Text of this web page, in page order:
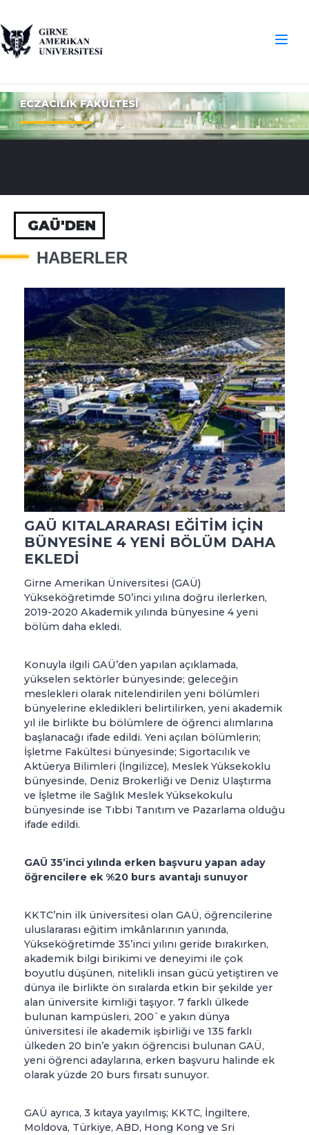
ECZACILIK FAKÜLTESİ
GAÜ'DEN
HABERLER
GAÜ KITALARARASI EĞİTİM İÇİN
BÜNYESİNE 4 YENİ BÖLÜM DAHA
EKLEDİ
Girne Amerikan Üniversitesi (GAÜ)
Yükseköğretimde 50’inci yılına doğru ilerlerken,
2019-2020 Akademik yılında bünyesine 4 yeni
bölüm daha ekledi.
Konuyla ilgili GAÜ’den yapılan açıklamada,
yükselen sektörler bünyesinde; geleceğin
meslekleri olarak nitelendirilen yeni bölümleri
bünyelerine ekledikleri belirtilirken, yeni akademik
yıl ile birlikte bu bölümlere de öğrenci alımlarına
başlanacağı ifade edildi. Yeni açılan bölümlerin;
İşletme Fakültesi bünyesinde; Sigortacılık ve
Aktüerya Bilimleri (İngilizce), Meslek Yüksekoklu
bünyesinde, Deniz Brokerliği ve Deniz Ulaştırma
ve İşletme ile Sağlık Meslek Yüksekokulu
bünyesinde ise Tıbbi Tanıtım ve Pazarlama olduğu
ifade edildi.
GAÜ 35’inci yılında erken başvuru yapan aday
öğrencilere ek %20 burs avantajı sunuyor
KKTC’nin ilk üniversitesi olan GAÜ, öğrencilerine
uluslararası eğitim imkânlarının yanında,
Yükseköğretimde 35’inci yılını geride bırakırken,
akademik bilgi birikimi ve deneyimi ile çok
boyutlu düşünen, nitelikli insan gücü yetiştiren ve
dünya ile birlikte ön sıralarda etkin bir şekilde yer
alan üniversite kimliği taşıyor. 7 farklı ülkede
bulunan kampüsleri, 200`e yakın dünya
üniversitesi ile akademik işbirliği ve 135 farklı
ülkeden 20 bin’e yakın öğrencisi bulunan GAÜ,
yeni öğrenci adaylarına, erken başvuru halinde ek
olarak yüzde 20 burs fırsatı sunuyor.
GAÜ ayrıca, 3 kıtaya yayılmış; KKTC, İngiltere,
Moldova, Türkiye, ABD, Hong Kong ve Sri